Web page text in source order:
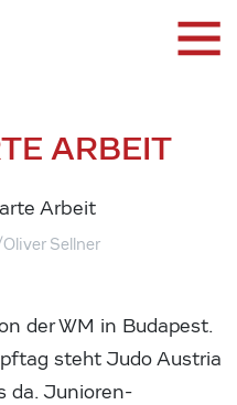
ARBEIT
Sellner
der WM in Budapest.
steht Judo Austria
da. Junioren-